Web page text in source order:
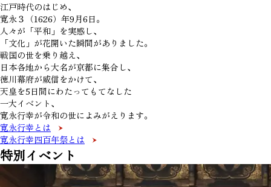
江戸時代のはじめ、
寛永３（1626）年9月6日。
人々が「平和」を実感し、
「文化」が花開いた瞬間がありました。
戦国の世を乗り越え、
日本各地から大名が京都に集合し、
徳川幕府が威信をかけて、
天皇を5日間にわたってもてなした
一大イベント、
寛永行幸が令和の世によみがえります。
寛永行幸とは
寛永行幸四百年祭とは
特別イベント